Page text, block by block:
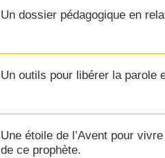
Un dossier pédagogique en
Un outils pour libérer la parole
Une étoile de l’Avent pour
de ce prophète.